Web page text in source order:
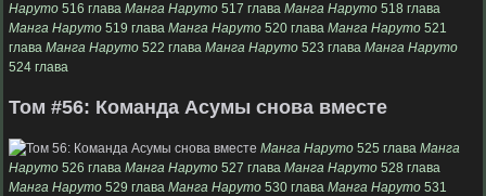
Наруто 516 глава Манга Наруто 517 глава Манга Наруто 518 глава
Манга Наруто 519 глава Манга Наруто 520 глава Манга Наруто 521
глава Манга Наруто 522 глава Манга Наруто 523 глава Манга Наруто
524 глава
Том #56: Команда Асумы снова вместе
Манга Наруто 525 глава Манга
Наруто 526 глава Манга Наруто 527 глава Манга Наруто 528 глава
Манга Наруто 529 глава Манга Наруто 530 глава Манга Наруто 531